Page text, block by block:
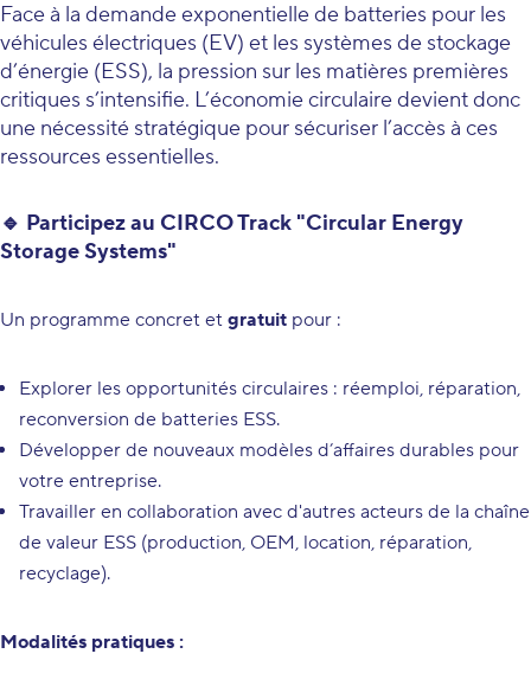
Face à la demande exponentielle de batteries pour les
véhicules électriques (EV) et les systèmes de stockage
d’énergie (ESS), la pression sur les matières premières
critiques s’intensifie. L’économie circulaire devient donc
une nécessité stratégique pour sécuriser l’accès à ces
ressources essentielles.
🔹 Participez au CIRCO Track "Circular Energy
Storage Systems"
Un programme concret et gratuit pour :
Explorer les opportunités circulaires : réemploi, réparation,
reconversion de batteries ESS.
Développer de nouveaux modèles d’affaires durables pour
votre entreprise.
Travailler en collaboration avec d'autres acteurs de la chaîne
de valeur ESS (production, OEM, location, réparation,
recyclage).
Modalités pratiques :